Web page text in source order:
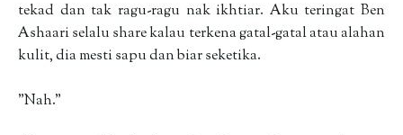
tekad dan tak ragu-ragu nak ikhtiar. Aku teringat Ben
Ashaari selalu share kalau terkena gatal-gatal atau alahan
kulit, dia mesti sapu dan biar seketika.
"Nah."